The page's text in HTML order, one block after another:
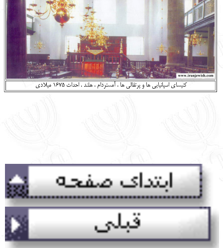
کنیسای اسپانیایی ها و پرتقالی ها ، آمستردام ، هلند . احداث 1675 میلادی